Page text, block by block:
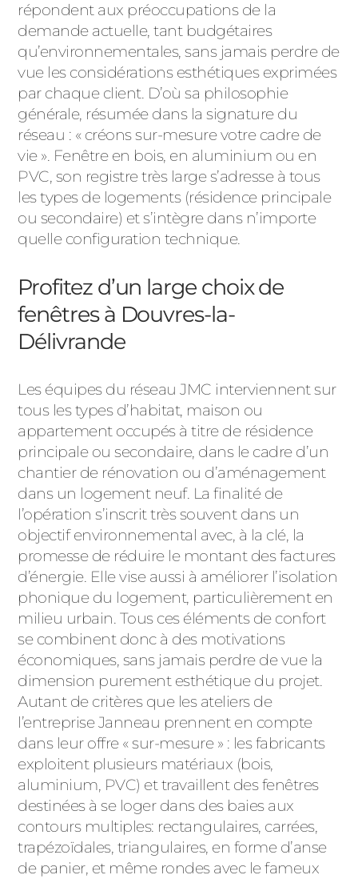
répondent aux préoccupations de la
demande actuelle, tant budgétaires
qu’environnementales, sans jamais perdre de
vue les considérations esthétiques exprimées
par chaque client. D’où sa philosophie
générale, résumée dans la signature du
réseau : « créons sur-mesure votre cadre de
vie ». Fenêtre en bois, en aluminium ou en
PVC, son registre très large s’adresse à tous
les types de logements (résidence principale
ou secondaire) et s’intègre dans n’importe
quelle configuration technique.
Profitez d’un large choix de
fenêtres à Douvres-la-
Délivrande
Les équipes du réseau JMC interviennent sur
tous les types d’habitat, maison ou
appartement occupés à titre de résidence
principale ou secondaire, dans le cadre d’un
chantier de rénovation ou d’aménagement
dans un logement neuf. La finalité de
l’opération s’inscrit très souvent dans un
objectif environnemental avec, à la clé, la
promesse de réduire le montant des factures
d’énergie. Elle vise aussi à améliorer l’isolation
phonique du logement, particulièrement en
milieu urbain. Tous ces éléments de confort
se combinent donc à des motivations
économiques, sans jamais perdre de vue la
dimension purement esthétique du projet.
Autant de critères que les ateliers de
l’entreprise Janneau prennent en compte
dans leur offre « sur-mesure » : les fabricants
exploitent plusieurs matériaux (bois,
aluminium, PVC) et travaillent des fenêtres
destinées à se loger dans des baies aux
contours multiples: rectangulaires, carrées,
trapézoïdales, triangulaires, en forme d’anse
de panier, et même rondes avec le fameux